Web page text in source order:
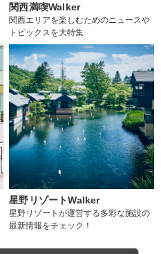
関西満喫Walker
関西エリアを楽しむためのニュースや
トピックスを大特集
星野リゾートWalker
星野リゾートが運営する多彩な施設の
最新情報をチェック！